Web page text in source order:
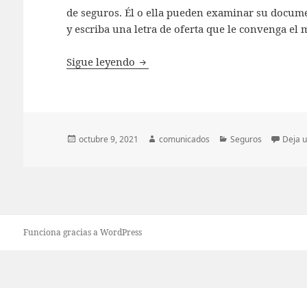
de seguros. Él o ella pueden examinar su
y escriba una letra de oferta que le convenga el
Sigue leyendo Por qué contratar a un consultor
Publicado
octubre 9, 2021 Autor
comunicados Categorías
Seguros Deja
Funciona gracias a WordPress